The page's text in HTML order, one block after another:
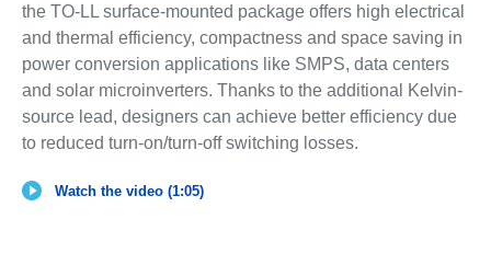
the TO-LL surface-mounted package offers high electrical
and thermal efficiency, compactness and space saving in
power conversion applications like SMPS, data centers
and solar microinverters. Thanks to the additional Kelvin-
source lead, designers can achieve better efficiency due
to reduced turn-on/turn-off switching losses.
Watch the video (1:05)